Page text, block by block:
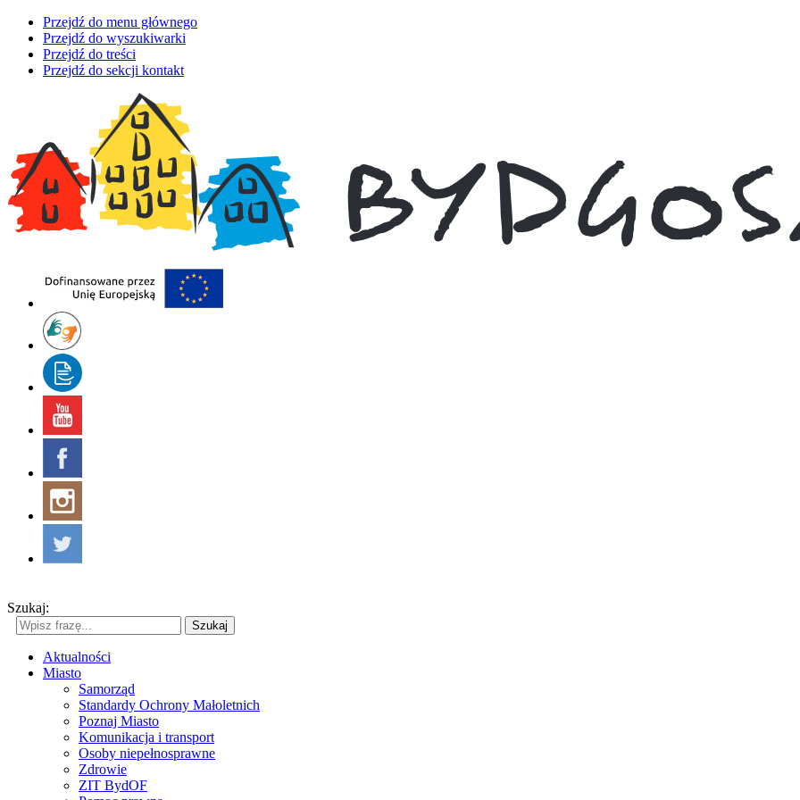
Przejdź do menu głównego
Przejdź do wyszukiwarki
Przejdź do treści
Przejdź do sekcji kontakt
Szukaj:
Szukaj
Aktualności
Miasto
Samorząd
Standardy Ochrony Małoletnich
Poznaj Miasto
Komunikacja i transport
Osoby niepełnosprawne
Zdrowie
ZIT BydOF